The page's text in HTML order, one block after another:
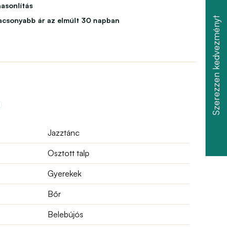
ár az elmúlt 30 napban
Jazztánc
Osztott talp
Gyerekek
Bőr
Belebújós
Szerezzen kedvezményt